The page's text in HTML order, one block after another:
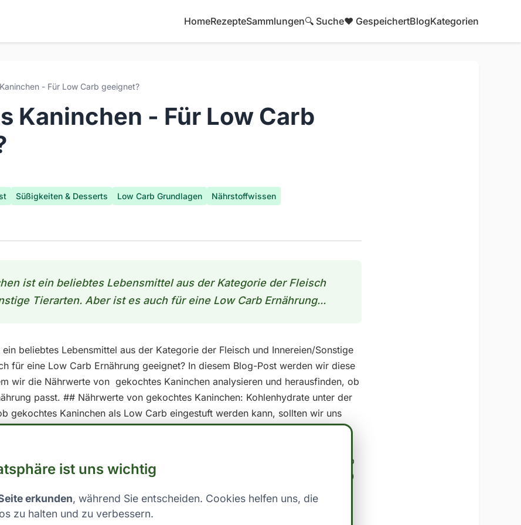
HomeRezepteSammlungen🔍 Suche❤️ GespeichertBlogKategorien
- Für Low Carb geeignet?
Kaninchen - Für Low Carb
Süßigkeiten & Desserts Low Carb Grundlagen
Nährstoffwissen
ist ein beliebtes Lebensmittel aus der Kategorie der Fleisch
Tierarten. Aber ist es auch für eine Low Carb Ernährung...
beliebtes Lebensmittel aus der Kategorie der Fleisch und Innereien/Sonstige
für eine Low Carb Ernährung geeignet? In diesem Blog-Post werden wir diese
wir die Nährwerte von gekochtes Kaninchen analysieren und herausfinden, ob
passt. ## Nährwerte von gekochtes Kaninchen: Kohlenhydrate unter der
gekochtes Kaninchen als Low Carb eingestuft werden kann, sollten wir uns
100g essbarer Anteil ansehen: - Kalorien: 205 - Fett: 10.3 - Kohlenhydrate:
wird ein Lebensmittel als Low Carb betrachtet, wenn es einen geringen
im Verhältnis zu den anderen Makronährstoffen hat. Die Schwelle für Low Carb
Bedürfnissen und Zielen, aber im Allgemeinen liegt sie zwischen 20 und 100
Tag. Was dies für einzelne Lebensmittel bedeutet, lässt sich nicht klar
wichtig, die Gesamtkohlenhydrataufnahme im Auge zu behalten und
ist uns wichtig
erkunden, während Sie entscheiden. Cookies helfen uns, die
zu halten und zu verbessern.